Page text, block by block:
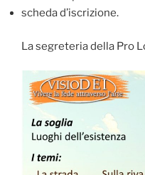
scheda d’iscrizione.
La segreteria della Pro